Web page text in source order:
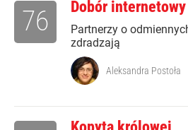
Dobór internetowy
Partnerzy o
zdradzają
76
Aleksandra Postoła